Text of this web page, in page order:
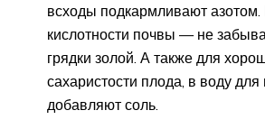
всходы подкармливают
кислотности почвы — не
грядки золой. А также для
сахаристости плода, в воду для
добавляют соль.